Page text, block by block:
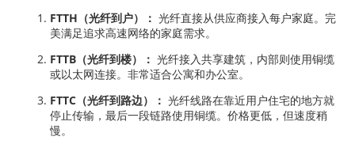
FTTH（光纤到户）： 光纤直接从供应商接入每户家庭。完
美满足追求高速网络的家庭需求。
FTTB（光纤到楼）： 光纤接入共享建筑，内部则使用铜缆
或以太网连接。非常适合公寓和办公室。
FTTC（光纤到路边）： 光纤线路在靠近用户住宅的地方就
停止传输，最后一段链路使用铜缆。价格更低，但速度稍
慢。